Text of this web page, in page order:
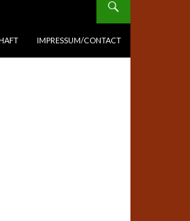
IMPRESSUM/CONTACT